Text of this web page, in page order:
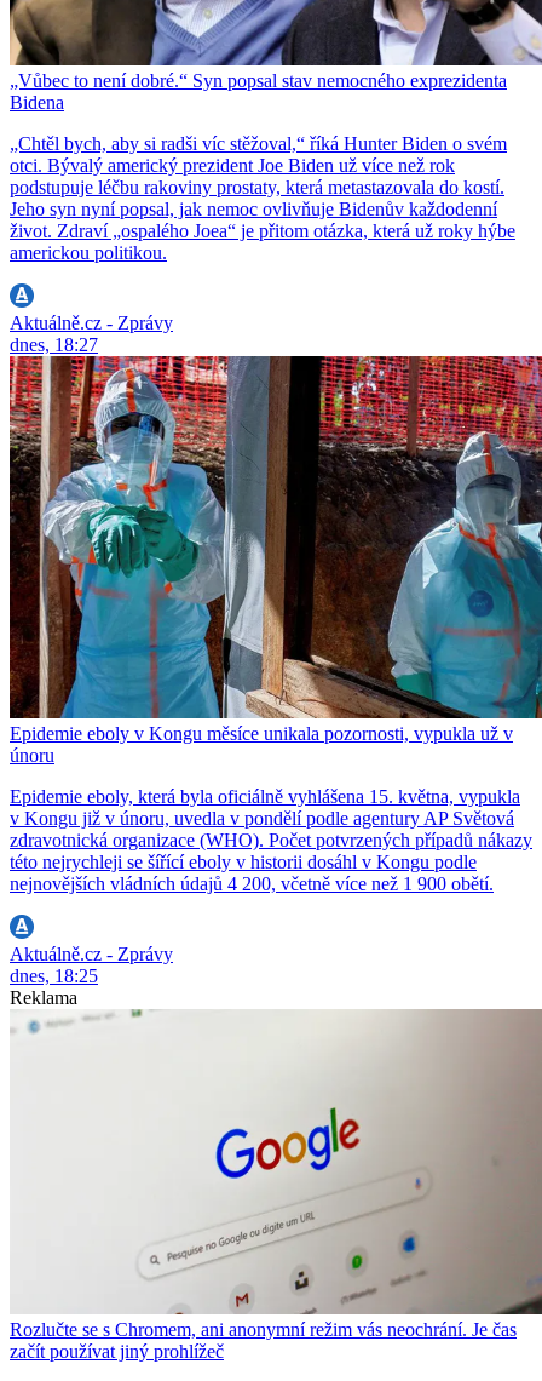
„Vůbec to není dobré.“ Syn popsal stav nemocného exprezidenta
Bidena
„Chtěl bych, aby si radši víc stěžoval,“ říká Hunter Biden o svém
otci. Bývalý americký prezident Joe Biden už více než rok
podstupuje léčbu rakoviny prostaty, která metastazovala do kostí.
Jeho syn nyní popsal, jak nemoc ovlivňuje Bidenův každodenní
život. Zdraví „ospalého Joea“ je přitom otázka, která už roky hýbe
americkou politikou.
Aktuálně.cz - Zprávy
dnes, 18:27
Epidemie eboly v Kongu měsíce unikala pozornosti, vypukla už v
únoru
Epidemie eboly, která byla oficiálně vyhlášena 15. května, vypukla
v Kongu již v únoru, uvedla v pondělí podle agentury AP Světová
zdravotnická organizace (WHO). Počet potvrzených případů nákazy
této nejrychleji se šířící eboly v historii dosáhl v Kongu podle
nejnovějších vládních údajů 4 200, včetně více než 1 900 obětí.
Aktuálně.cz - Zprávy
dnes, 18:25
Reklama
Rozlučte se s Chromem, ani anonymní režim vás neochrání. Je čas
začít používat jiný prohlížeč